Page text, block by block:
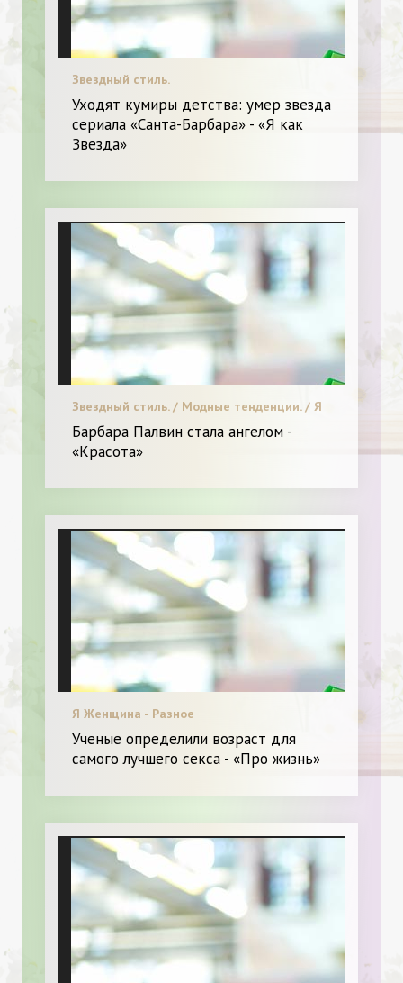
Звездный стиль.
Уходят кумиры детства: умер звезда
сериала «Санта-Барбара» - «Я как
Звезда»
Звездный стиль. / Модные тенденции. / Я
и Красота.
Барбара Палвин стала ангелом -
«Красота»
Я Женщина - Разное
Ученые определили возраст для
самого лучшего секса - «Про жизнь»